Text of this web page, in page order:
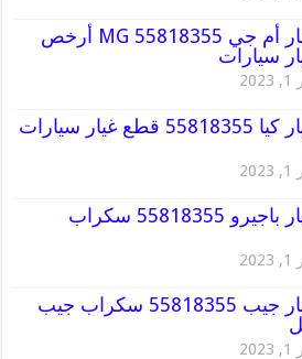
قطع غيار أم جي MG 55818355 أرخص
سيارات
قطع غيار كيا 55818355 قطع غيار سيارات
قطع غيار باجيرو 55818355 سكراب
قطع غيار جيب 55818355 سكراب جيب